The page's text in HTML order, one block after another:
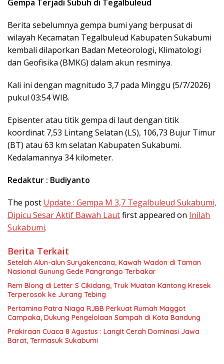
Gempa Terjadi Subuh di Tegalbuleud
Berita sebelumnya gempa bumi yang berpusat di
wilayah Kecamatan Tegalbuleud Kabupaten Sukabumi
kembali dilaporkan Badan Meteorologi, Klimatologi
dan Geofisika (BMKG) dalam akun resminya.
Kali ini dengan magnitudo 3,7 pada Minggu (5/7/2026)
pukul 03:54 WIB.
Episenter atau titik gempa di laut dengan titik
koordinat 7,53 Lintang Selatan (LS), 106,73 Bujur Timur
(BT) atau 63 km selatan Kabupaten Sukabumi.
Kedalamannya 34 kilometer.
Redaktur : Budiyanto
The post Update : Gempa M 3,7 Tegalbuleud Sukabumi,
Dipicu Sesar Aktif Bawah Lautfirst appeared on Inilah
Sukabumi.
Berita Terkait
Setelah Alun-alun Suryakencana, Kawah Wadon di Taman
Nasional Gunung Gede Pangrango Terbakar
Rem Blong di Letter S Cikidang, Truk Muatan Kantong Kresek
Terperosok ke Jurang Tebing
Pertamina Patra Niaga RJBB Perkuat Rumah Maggot
Campaka, Dukung Pengelolaan Sampah di Kota Bandung
Prakiraan Cuaca 8 Agustus : Langit Cerah Dominasi Jawa
Barat, Termasuk Sukabumi